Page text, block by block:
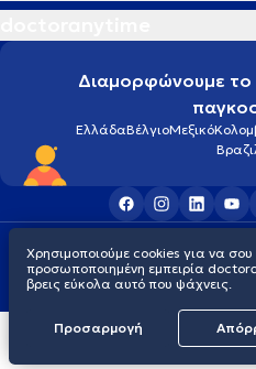
Διαμορφώνουμε το
ΕλλάδαΒέλγιοΜεξικό
Οροι χρήσης Cookies Πολιτική
© 2026
Χρησιμοποιούμε cookies για να
προσωποποιημένη εμπειρία
βρεις εύκολα αυτό που ψάχνεις.
Προσαρμογή